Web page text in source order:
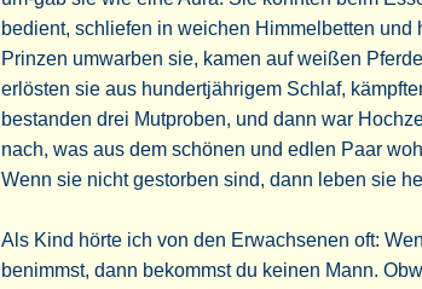
bedient, schliefen in weichen Himmelbetten und
Prinzen umwarben sie, kamen auf weißen
erlösten sie aus hundertjährigem Schlaf,
bestanden drei Mutproben, und dann war
nach, was aus dem schönen und edlen Paar
Wenn sie nicht gestorben sind, dann leben sie
Als Kind hörte ich von den Erwachsenen oft:
benimmst, dann bekommst du keinen Mann.